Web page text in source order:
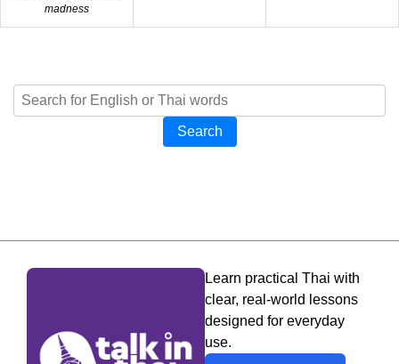
madness
Search
Learn practical Thai with
clear, real-world lessons
designed for everyday
use.